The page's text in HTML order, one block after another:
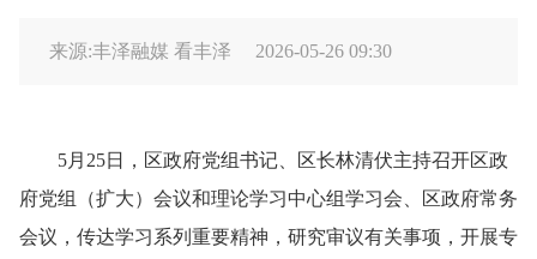
来源:丰泽融媒 看丰泽 2026-05-26 09:30
5月25日，区政府党组书记、区长林清伏主持召开区政
府党组（扩大）会议和理论学习中心组学习会、区政府常务
会议，传达学习系列重要精神，研究审议有关事项，开展专